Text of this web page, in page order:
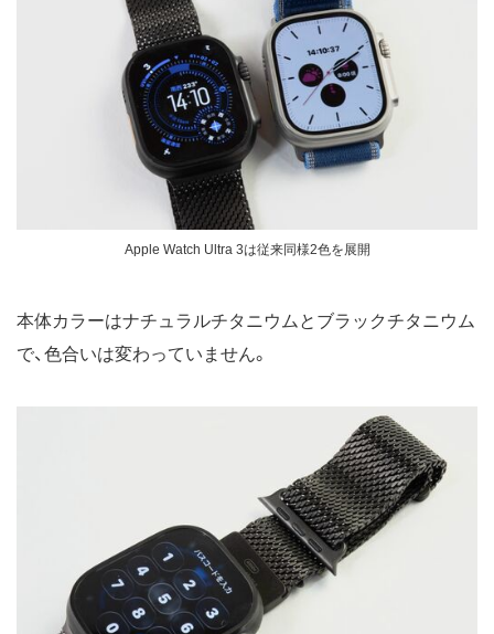
Apple Watch Ultra 3は従来同様2色を展開
本体カラーはナチュラルチタニウムとブラックチタニウム
で、色合いは変わっていません。